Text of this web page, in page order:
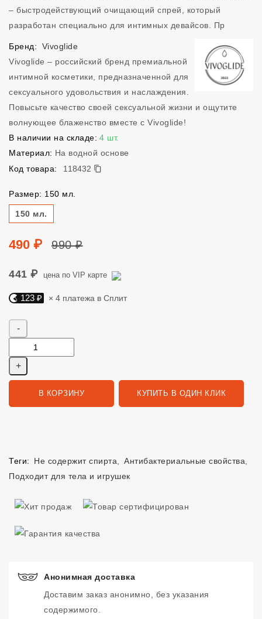
– быстродействующий очищающий спрей, который
разработан специально для интимных девайсов. Пр
Бренд:
Vivoglide
Vivoglide – российский бренд премиальной
интимной косметики, предназначенной для
сексуального удовольствия и наслаждения.
Повысьте качество своей сексуальной жизни и ощутите
волнующее блаженство вместе с Vivoglide!
В наличии на складе: 4 шт.
Материал: На водной основе
Код товара:
118432
118432
Размер: 150 мл.
Размер
150 мл.
Цена
490 ₽ Цена без скидки
990 ₽
441 ₽ цена по VIP карте
Яндекс Сплит. 123 руб, 4 платежа в Сплит
123 ₽ × 4 платежа в Сплит
В КОРЗИНУ КУПИТЬ В ОДИН КЛИК
Теги: Не содержит спирта Антибактериальные свойства
Подходит для тела и игрушек
Анонимная доставка
Доставим заказ анонимно, без указания
содержимого.